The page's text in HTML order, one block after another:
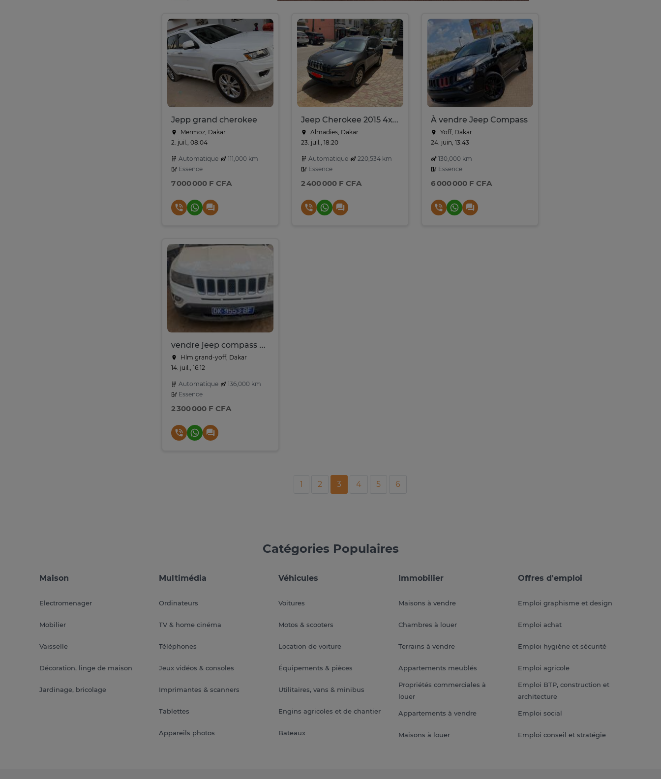
Jepp grand cherokee
Mermoz, Dakar
2. juil., 08:04
Automatique
111,000 km
Essence
7 000 000 F CFA
Jeep Cherokee 2015 4x4 essence - culasse à changer
Almadies, Dakar
23. juil., 18:20
Automatique
220,534 km
Essence
2 400 000 F CFA
À vendre Jeep Compass
Yoff, Dakar
24. juin, 13:43
130,000 km
Essence
6 000 000 F CFA
vendre jeep compass 2009
Hlm grand-yoff, Dakar
14. juil., 16:12
Automatique
136,000 km
Essence
2 300 000 F CFA
1 2 3 4 5 6
Catégories Populaires
Maison
Electromenager
Mobilier
Vaisselle
Décoration, linge de maison
Jardinage, bricolage
Multimédia
Ordinateurs
TV & home cinéma
Téléphones
Jeux vidéos & consoles
Imprimantes & scanners
Tablettes
Appareils photos
Véhicules
Voitures
Motos & scooters
Location de voiture
Équipements & pièces
Utilitaires, vans & minibus
Engins agricoles et de chantier
Bateaux
Immobilier
Maisons à vendre
Chambres à louer
Terrains à vendre
Appartements meublés
Propriétés commerciales à
louer
Appartements à vendre
Maisons à louer
Offres d'emploi
Emploi graphisme et design
Emploi achat
Emploi hygiène et sécurité
Emploi agricole
Emploi BTP, construction et
architecture
Emploi social
Emploi conseil et stratégie